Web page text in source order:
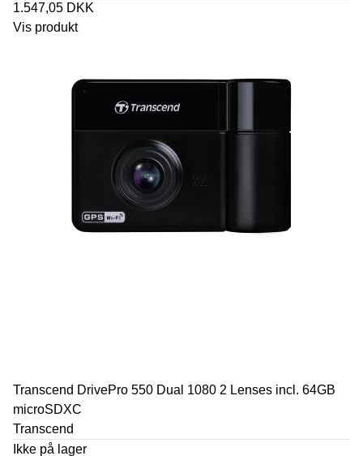
1.547,05 DKK
Vis produkt
Transcend DrivePro 550 Dual 1080 2 Lenses incl. 64GB
microSDXC
Transcend
Ikke på lager